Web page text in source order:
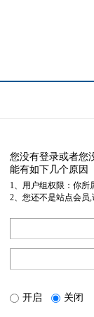
您没有登录或者您
能有如下几个原因
1、用户组权限：你所
2、您还不是站点会员
开启 关闭